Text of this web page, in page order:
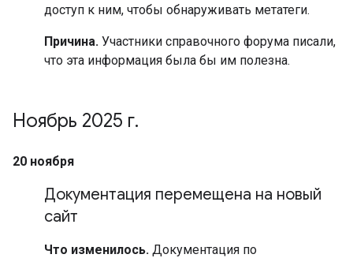
доступ к ним, чтобы обнаруживать метатеги.
Причина. Участники справочного форума писали,
что эта информация была бы им полезна.
Ноябрь 2025 г.
20 ноября
Документация перемещена на новый
сайт
Что изменилось. Документация по